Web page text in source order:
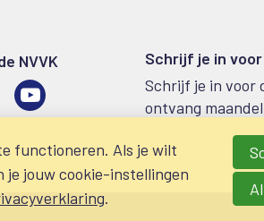
NVVK
LinkedIn
Schrijf je in
Schrijf je in voor
ontvang
functioneren. Als je wilt
je jouw cookie-instellingen
.